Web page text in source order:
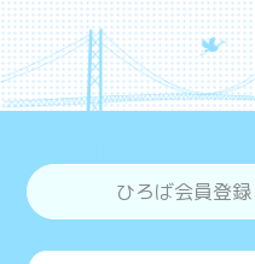
ひろば会員登